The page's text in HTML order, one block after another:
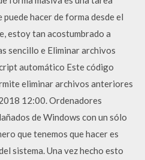
hacer de forma desde el
estoy tan acostumbrado a
sencillo e Eliminar archivos
automático Este código
eliminar archivos anteriores
12:00. Ordenadores
de Windows con un sólo
que tenemos que hacer es
sistema. Una vez hecho esto